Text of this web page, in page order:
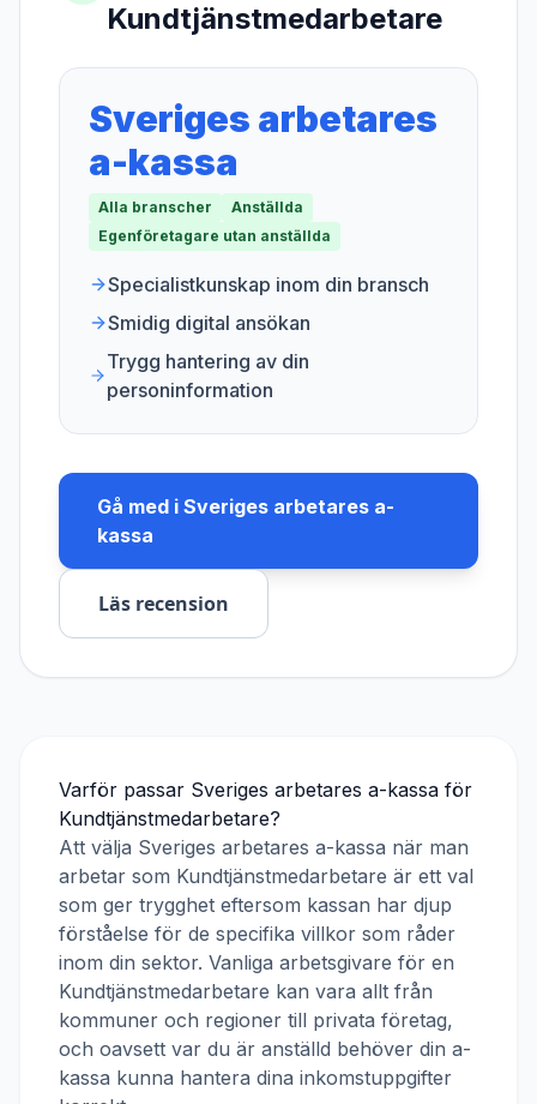
Kundtjänstmedarbetare
Sveriges arbetares
a-kassa
Alla branscher
Anställda
Egenföretagare utan anställda
Specialistkunskap inom din bransch
Smidig digital ansökan
Trygg hantering av din
personinformation
Gå med i Sveriges arbetares a-
kassa
Läs recension
Varför passar Sveriges arbetares a-kassa för
Kundtjänstmedarbetare?
Att välja Sveriges arbetares a-kassa när man
arbetar som Kundtjänstmedarbetare är ett val
som ger trygghet eftersom kassan har djup
förståelse för de specifika villkor som råder
inom din sektor. Vanliga arbetsgivare för en
Kundtjänstmedarbetare kan vara allt från
kommuner och regioner till privata företag,
och oavsett var du är anställd behöver din a-
kassa kunna hantera dina inkomstuppgifter